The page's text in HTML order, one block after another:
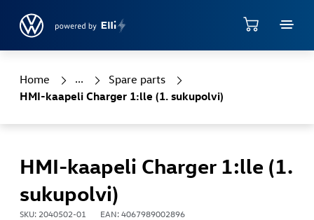
Home Shop Spare parts
HMI-kaapeli Charger 1:lle (1. sukupolvi)
HMI-kaapeli Charger 1:lle (1.
sukupolvi)
SKU: 2040502-01 EAN: 4067989002896